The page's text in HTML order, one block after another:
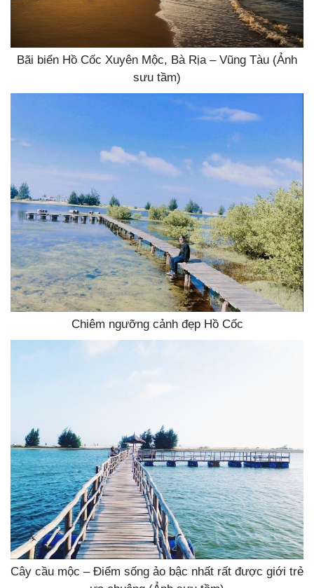
Bãi biển Hồ Cốc Xuyên Mộc, Bà Rịa – Vũng Tàu (Ảnh
sưu tầm)
Chiêm ngưỡng cảnh đẹp Hồ Cốc
Cây cầu mộc – Điểm sống ảo bậc nhất rất được giới trẻ